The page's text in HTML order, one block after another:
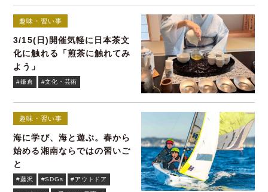
趣味・習い事
3/15(日)開催気軽に日本茶文
化に触れる「煎茶に触れてみ
よう」
#鎌倉 #文化・芸術
趣味・習い事
海に学び、海と遊ぶ。春から
始める湘南ならではの習いご
と
#藤沢 #SDGs #アウトドア